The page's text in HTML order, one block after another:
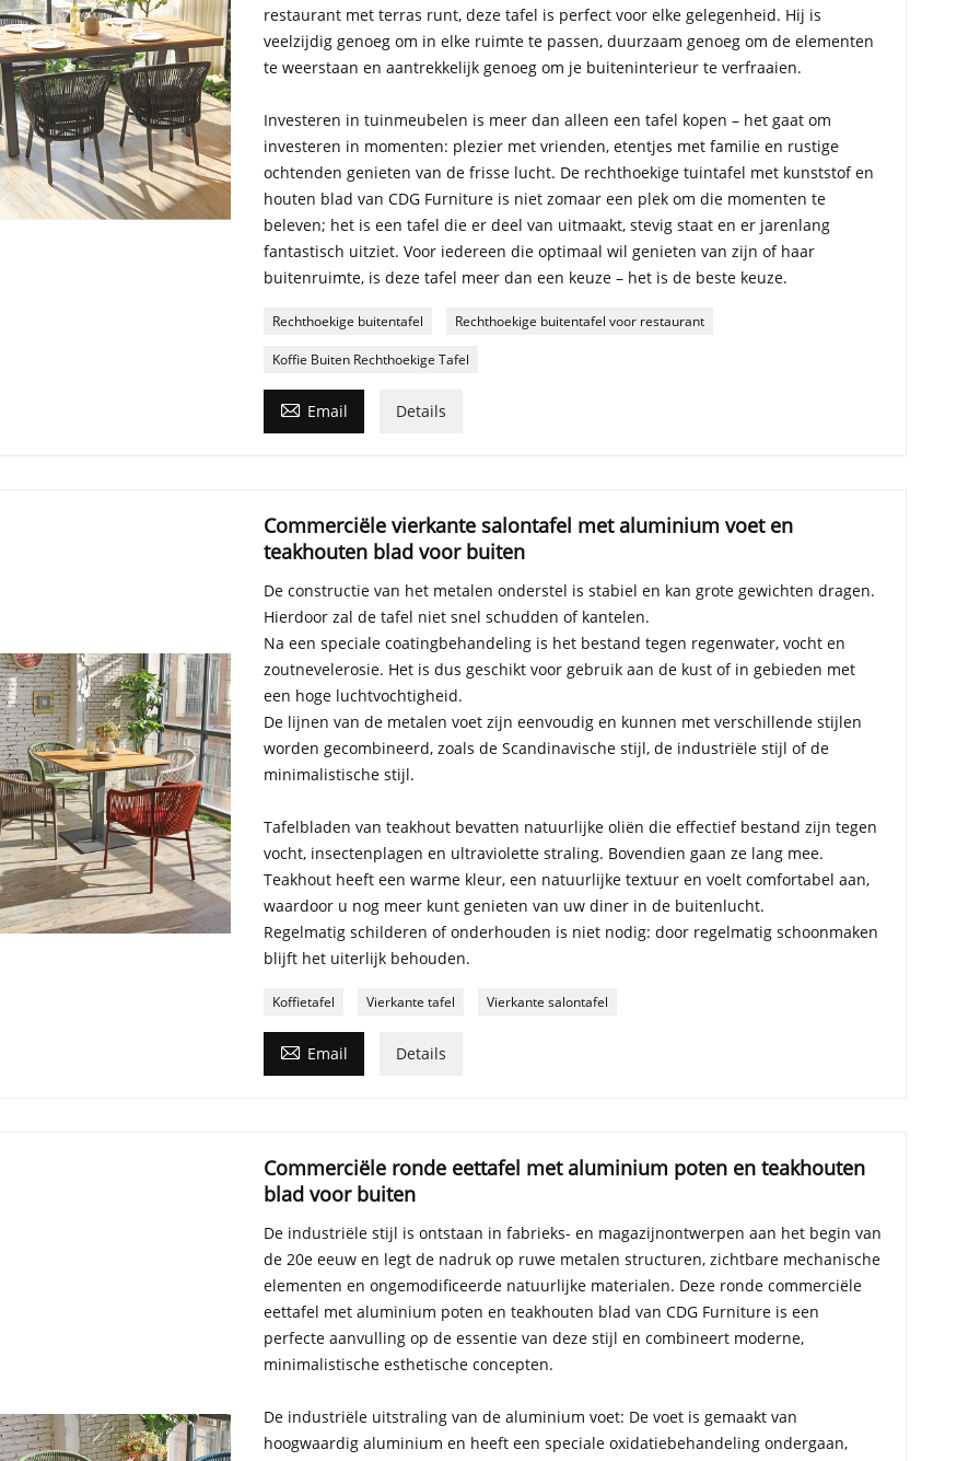
restaurant met terras runt, deze tafel is perfect voor elke gelegenheid. Hij is
veelzijdig genoeg om in elke ruimte te passen, duurzaam genoeg om de elementen
te weerstaan en aantrekkelijk genoeg om je buiteninterieur te verfraaien.
Investeren in tuinmeubelen is meer dan alleen een tafel kopen – het gaat om
investeren in momenten: plezier met vrienden, etentjes met familie en rustige
ochtenden genieten van de frisse lucht. De rechthoekige tuintafel met kunststof en
houten blad van CDG Furniture is niet zomaar een plek om die momenten te
beleven; het is een tafel die er deel van uitmaakt, stevig staat en er jarenlang
fantastisch uitziet. Voor iedereen die optimaal wil genieten van zijn of haar
buitenruimte, is deze tafel meer dan een keuze – het is de beste keuze.
Rechthoekige buitentafel Rechthoekige buitentafel voor restaurant
Koffie Buiten Rechthoekige Tafel
 Email Details
Commerciële vierkante salontafel met aluminium voet en
teakhouten blad voor buiten
De constructie van het metalen onderstel is stabiel en kan grote gewichten dragen.
Hierdoor zal de tafel niet snel schudden of kantelen.
Na een speciale coatingbehandeling is het bestand tegen regenwater, vocht en
zoutnevelerosie. Het is dus geschikt voor gebruik aan de kust of in gebieden met
een hoge luchtvochtigheid.
De lijnen van de metalen voet zijn eenvoudig en kunnen met verschillende stijlen
worden gecombineerd, zoals de Scandinavische stijl, de industriële stijl of de
minimalistische stijl.
Tafelbladen van teakhout bevatten natuurlijke oliën die effectief bestand zijn tegen
vocht, insectenplagen en ultraviolette straling. Bovendien gaan ze lang mee.
Teakhout heeft een warme kleur, een natuurlijke textuur en voelt comfortabel aan,
waardoor u nog meer kunt genieten van uw diner in de buitenlucht.
Regelmatig schilderen of onderhouden is niet nodig: door regelmatig schoonmaken
blijft het uiterlijk behouden.
Koffietafel Vierkante tafel Vierkante salontafel
 Email Details
Commerciële ronde eettafel met aluminium poten en teakhouten
blad voor buiten
De industriële stijl is ontstaan ​​in fabrieks- en magazijnontwerpen aan het begin van
de 20e eeuw en legt de nadruk op ruwe metalen structuren, zichtbare mechanische
elementen en ongemodificeerde natuurlijke materialen. Deze ronde commerciële
eettafel met aluminium poten en teakhouten blad van CDG Furniture is een
perfecte aanvulling op de essentie van deze stijl en combineert moderne,
minimalistische esthetische concepten.
De industriële uitstraling van de aluminium voet: De voet is gemaakt van
hoogwaardig aluminium en heeft een speciale oxidatiebehandeling ondergaan,